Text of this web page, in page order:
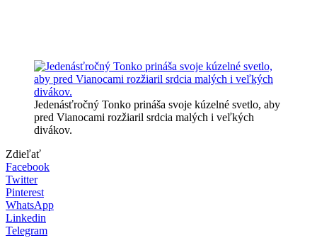
Jedenásťročný Tonko prináša svoje kúzelné svetlo, aby
pred Vianocami rozžiaril srdcia malých i veľkých
divákov.
Zdieľať
Facebook
Twitter
Pinterest
WhatsApp
Linkedin
Telegram